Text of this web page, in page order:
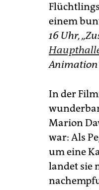
einem
16 Uhr,
In der
Marion
war: Als
um eine
landet sie